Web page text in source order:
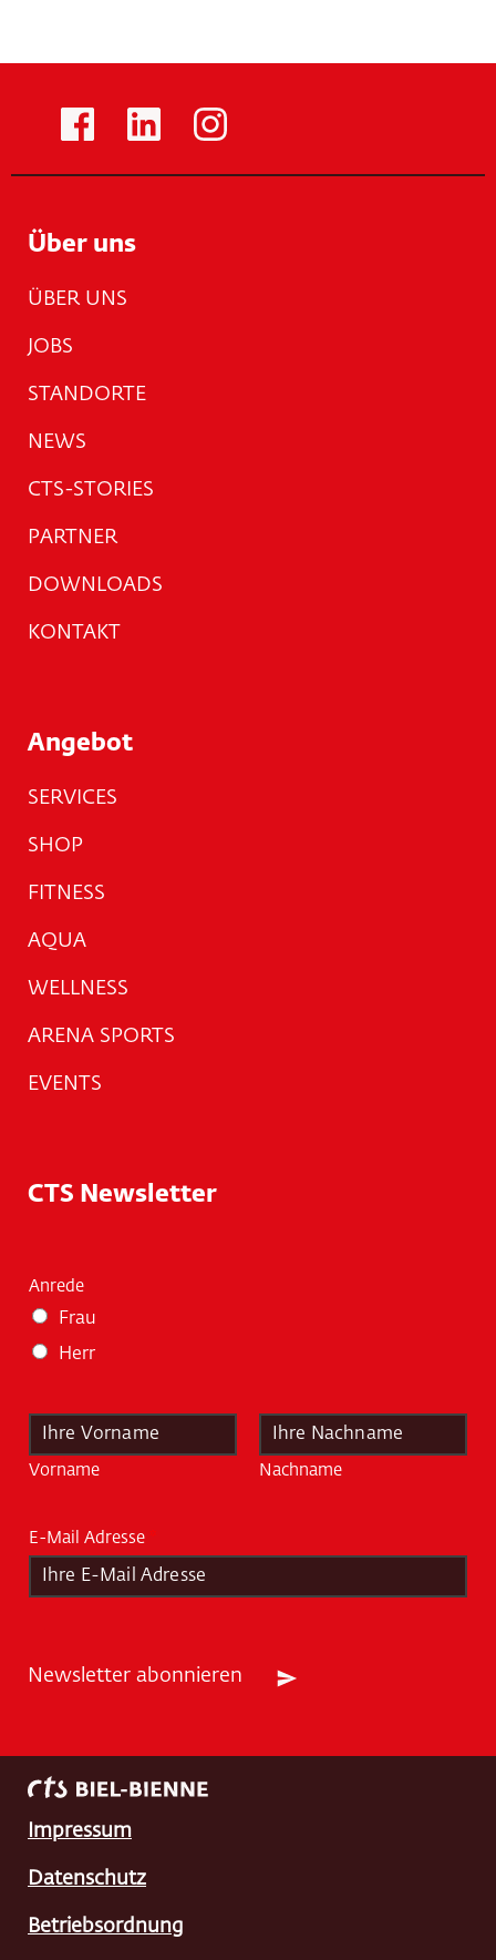
Über uns
ÜBER UNS
JOBS
STANDORTE
NEWS
CTS-STORIES
PARTNER
DOWNLOADS
KONTAKT
Angebot
SERVICES
SHOP
FITNESS
AQUA
WELLNESS
ARENA SPORTS
EVENTS
CTS Newsletter
Anrede
Frau
Herr
m
Vorname Nachname
E-Mail Adresse
Newsletter abonnieren
Impressum
Datenschutz
Betriebsordnung